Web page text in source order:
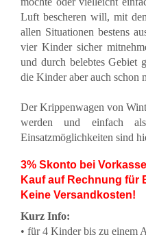
Luft bescheren will, mit
allen Situationen bestens
vier Kinder sicher
und durch belebtes Gebiet
die Kinder aber auch schon
Der Krippenwagen von
werden und einfach
Einsatzmöglichkeiten sind
3% Skonto bei
Kauf auf Rechnung für
Keine Versandkosten!
Kurz Info:
• für 4 Kinder bis zu einem